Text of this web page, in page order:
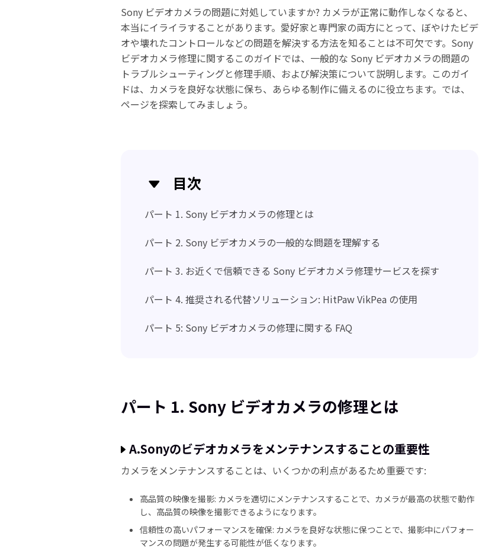
Sony ビデオカメラの問題に対処していますか? カメラが正常に動作しなくなると、
本当にイライラすることがあります。愛好家と専門家の両方にとって、ぼやけたビデ
オや壊れたコントロールなどの問題を解決する方法を知ることは不可欠です。Sony
ビデオカメラ修理に関するこのガイドでは、一般的な Sony ビデオカメラの問題の
トラブルシューティングと修理手順、および解決策について説明します。このガイ
ドは、カメラを良好な状態に保ち、あらゆる制作に備えるのに役立ちます。では、
ページを探索してみましょう。
目次
パート 1. Sony ビデオカメラの修理とは
パート 2. Sony ビデオカメラの一般的な問題を理解する
パート 3. お近くで信頼できる Sony ビデオカメラ修理サービスを探す
パート 4. 推奨される代替ソリューション: HitPaw VikPea の使用
パート 5: Sony ビデオカメラの修理に関する FAQ
パート 1. Sony ビデオカメラの修理とは
A.Sonyのビデオカメラをメンテナンスすることの重要性
カメラをメンテナンスすることは、いくつかの利点があるため重要です:
高品質の映像を撮影: カメラを適切にメンテナンスすることで、カメラが最高の状態で動作
し、高品質の映像を撮影できるようになります。
信頼性の高いパフォーマンスを確保: カメラを良好な状態に保つことで、撮影中にパフォー
マンスの問題が発生する可能性が低くなります。